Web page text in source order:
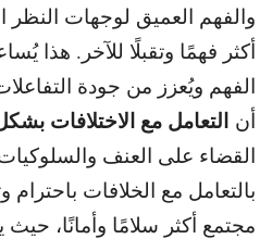
والفهم العميق لوجهات النظر
أكثر فهمًا وتقبلًا للآخر. هذا
الفهم ويُعزز من جودة
أن التعامل مع الاختلافات
القضاء على العنف والسلوكيات
بالتعامل مع الخلافات
مجتمع أكثر سلامًا وأمانًا، حيث